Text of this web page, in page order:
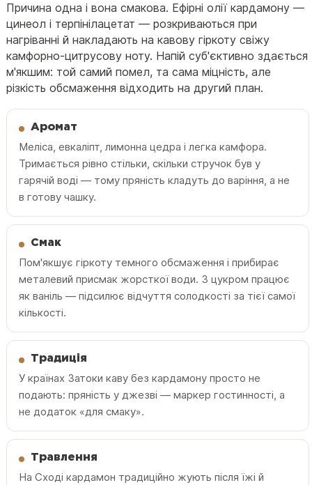
Причина одна і вона смакова. Ефірні олії кардамону —
цинеол і терпінілацетат — розкриваються при
нагріванні й накладають на кавову гіркоту свіжу
камфорно-цитрусову ноту. Напій суб'єктивно здається
м'якшим: той самий помел, та сама міцність, але
різкість обсмаження відходить на другий план.
Аромат
Меліса, евкаліпт, лимонна цедра і легка камфора.
Тримається рівно стільки, скільки стручок був у
гарячій воді — тому пряність кладуть до варіння, а не
в готову чашку.
Смак
Пом'якшує гіркоту темного обсмаження і прибирає
металевий присмак жорсткої води. З цукром працює
як ваніль — підсилює відчуття солодкості за тієї самої
кількості.
Традиція
У країнах Затоки каву без кардамону просто не
подають: пряність у джезві — маркер гостинності, а
не додаток «для смаку».
Травлення
На Сході кардамон традиційно жують після їжі й